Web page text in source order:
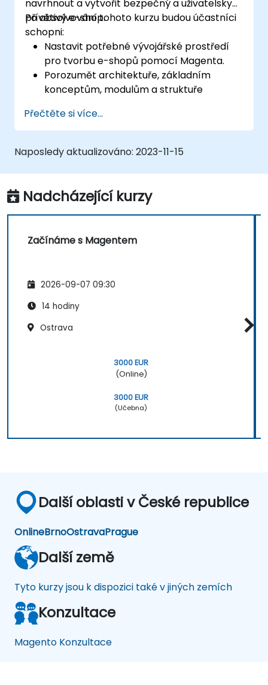
navrhnout a vytvořit bezpečný a uživatelsky
přívětivý e-shop.
Po absolvování tohoto kurzu budou účastníci
schopni:
Nastavit potřebné vývojářské prostředí
pro tvorbu e-shopů pomocí Magenta.
Porozumět architektuře, základním
konceptům, modulům a struktuře
Vytvořit funkční a spolehlivý online
obchod pomocí přizpůsobení
jednotlivých komponent a modulů.
Zavést postupy zvyšující bezpečnost v
Magentu, aby se snížilo riziko zranitelností
a možných kybernetických útoků.
Přečtěte si více...
Naposledy aktualizováno: 2023-11-15
Nadcházející kurzy
Začínáme s Magentem
2026-09-07 09:30
14 hodiny
Ostrava
3000 EUR
(Online)
3000 EUR
(Učebna)
Další oblasti v České republice
OnlineBrnoOstravaPrague
Další země
Tyto kurzy jsou k dispozici také v jiných zemích
Konzultace
Magento Konzultace